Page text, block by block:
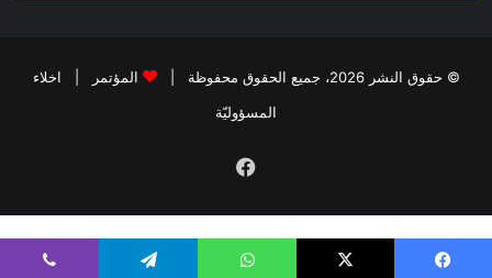
© حقوق النشر 2026، جميع الحقوق محفوظة | المؤتمر
اخلاء
المسؤوليّة
فيسبوك
kiralık bahis siteleri